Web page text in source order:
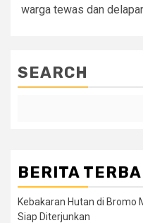
warga tewas dan
SEARCH
BERITA
Kebakaran Hutan di Bromo
Siap Diterjunkan